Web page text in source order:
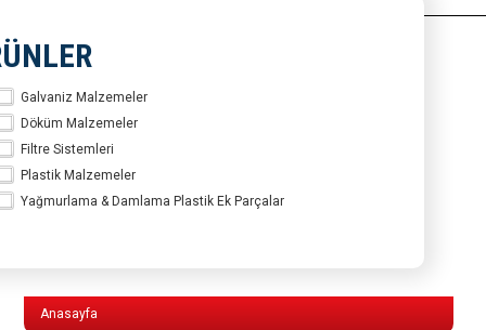
Galvaniz Malzemeler
Döküm Malzemeler
Filtre Sistemleri
Plastik Malzemeler
Yağmurlama & Damlama Plastik Ek Parçalar
Anasayfa